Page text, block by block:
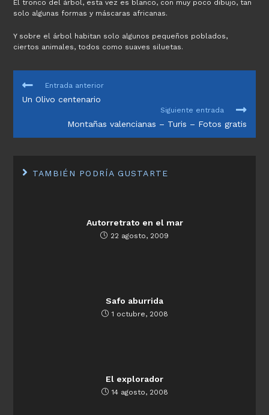
El tronco del árbol, esta vez es blanco, con muy poco dibujo, tan
solo algunas formas y máscaras africanas.
Y sobre el árbol habitan solo algunos pequeños poblados,
ciertos animales, todos como suaves siluetas.
LEER
ARTÍCULOS
Entrada anterior
Un Olivo centenario
Siguiente entrada
Montañas valencianas – Turis – Fotos gratis
TAMBIÉN PODRÍA GUSTARTE
Autorretrato en el mar
22 agosto, 2009
Safo aburrida
1 octubre, 2008
El explorador
14 agosto, 2008